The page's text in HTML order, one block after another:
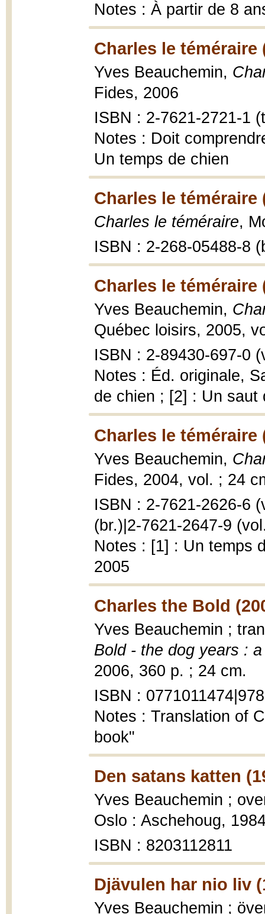
Notes : À partir de 8
Charles le téméraire
Yves Beauchemin,
Fides, 2006
ISBN : 2-7621-2721-1
Notes : Doit
Un temps de chien
Charles le téméraire
Charles le téméraire,
ISBN : 2-268-05488-8
Charles le téméraire
Yves Beauchemin,
Québec loisirs, 2005,
ISBN : 2-89430-697-0
Notes : Éd. originale,
de chien ; [2] : Un saut
Charles le téméraire
Yves Beauchemin,
Fides, 2004, vol. ; 24
ISBN : 2-7621-2626-6
(br.)|2-7621-2647-9
Notes : [1] : Un temps
2005
Charles the Bold
Yves Beauchemin ;
Bold - the dog years :
2006, 360 p. ; 24 cm.
ISBN :
Notes : Translation of
book"
Den satans katten
Yves Beauchemin ;
Oslo : Aschehoug,
ISBN : 8203112811
Djävulen har nio liv
Yves Beauchemin ;